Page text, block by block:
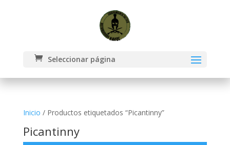
Seleccionar página
Inicio / Productos etiquetados “Picantinny”
Picantinny